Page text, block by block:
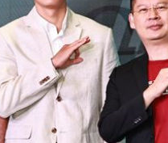
00:19
00:12
23:59